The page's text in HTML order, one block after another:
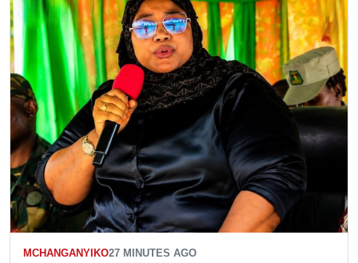
MCHANGANYIKO27 MINUTES AGO